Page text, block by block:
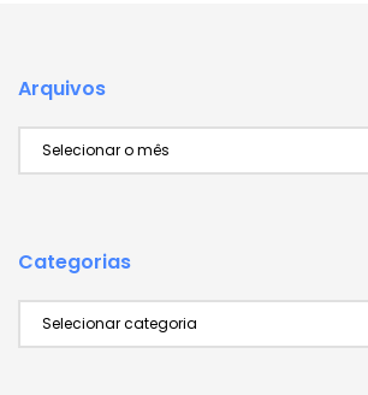
Arquivos
Arquivos
Categorias
Categorias